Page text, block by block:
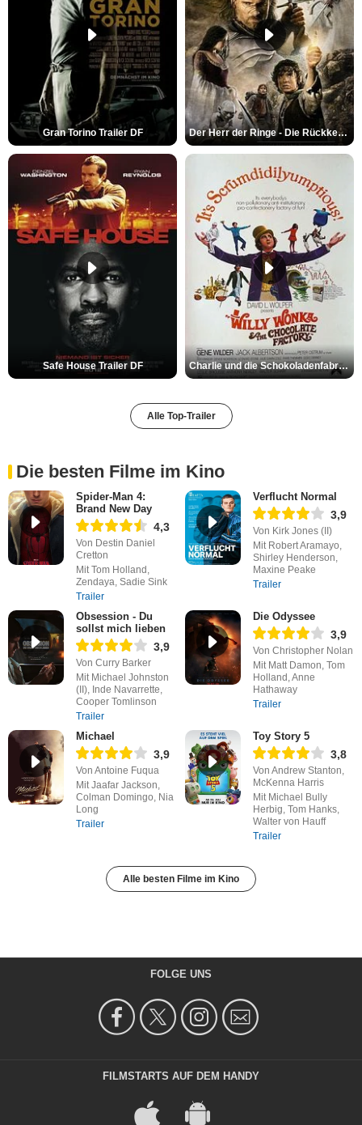
Gran Torino Trailer DF Der Herr der Ringe - Die Rückkehr des Königs Trailer OV
Safe House Trailer DF Charlie und die Schokoladenfabrik Trailer OV
Alle Top-Trailer
Die besten Filme im Kino
Spider-Man 4:
Brand New Day
4,3
Von Destin Daniel
Cretton
Mit Tom Holland,
Zendaya, Sadie Sink
Trailer
Verflucht Normal
3,9
Von Kirk Jones (II)
Mit Robert Aramayo,
Shirley Henderson,
Maxine Peake
Trailer
Obsession - Du
sollst mich lieben
3,9
Von Curry Barker
Mit Michael Johnston
(II), Inde Navarrette,
Cooper Tomlinson
Trailer
Die Odyssee
3,9
Von Christopher Nolan
Mit Matt Damon, Tom
Holland, Anne
Hathaway
Trailer
Michael
3,9
Von Antoine Fuqua
Mit Jaafar Jackson,
Colman Domingo, Nia
Long
Trailer
Toy Story 5
3,8
Von Andrew Stanton,
McKenna Harris
Mit Michael Bully
Herbig, Tom Hanks,
Walter von Hauff
Trailer
Alle besten Filme im Kino
FOLGE UNS
FILMSTARTS AUF DEM HANDY